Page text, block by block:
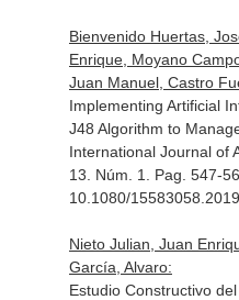
Bienvenido Huertas,
Enrique, Moyano
Juan Manuel, Castro
Implementing Artificial
J48 Algorithm to
International Journal of
13. Núm. 1. Pag. 547-
10.1080/
Nieto Julian, Juan
García, Alvaro:
Estudio Constructivo